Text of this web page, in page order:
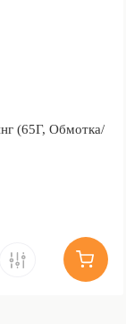
(65Г, Обмотка/